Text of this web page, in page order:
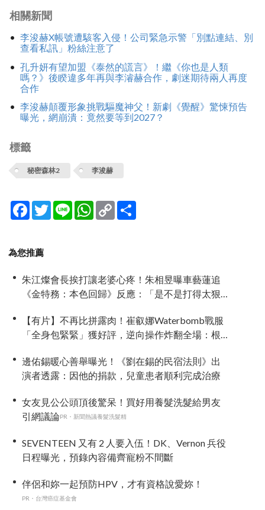
相關新聞
李浚赫X帳號遭駭客入侵！公司緊急示警「別點連結、別
查看私訊」粉絲注意了
孔升妍有望加盟《泰然的謊言》！繼《你也是人類
嗎？》後睽違多年再與李濬赫合作，劇迷期待兩人再度
合作
李浚赫顛覆形象挑戰驅魔神父！新劇《覺醒》驚悚預告
曝光，網崩潰：竟然要等到2027？
標籤
秘密森林2 李浚赫
Facebook
TwitterLine WhatsApp
Copy
Link
為您推薦
朱江燦會長挨打讓老婆心疼！朱相昱曝車藝蓮追
《金特務：本色回歸》反應：「是不是打得太狠
【有片】不再比拼露肉！崔叡娜Waterbomb戰服
「全身包緊緊」獲好評，逆向操作炸翻全場：根
邊佑錫暖心善舉曝光！《劉在錫的民宿法則》出
演者透露：因他的捐款，兒童患者順利完成治療
女友見公公頭頂後驚呆！買好用養髮洗髮給男友
引網議論PR・新聞熱議養髮洗髮精
SEVENTEEN 又有 2 人要入伍！DK、Vernon 兵役
日程曝光，預錄內容備齊寵粉不間斷
伴侶和妳一起預防HPV，才有資格說愛妳！
PR・台灣癌症基金會